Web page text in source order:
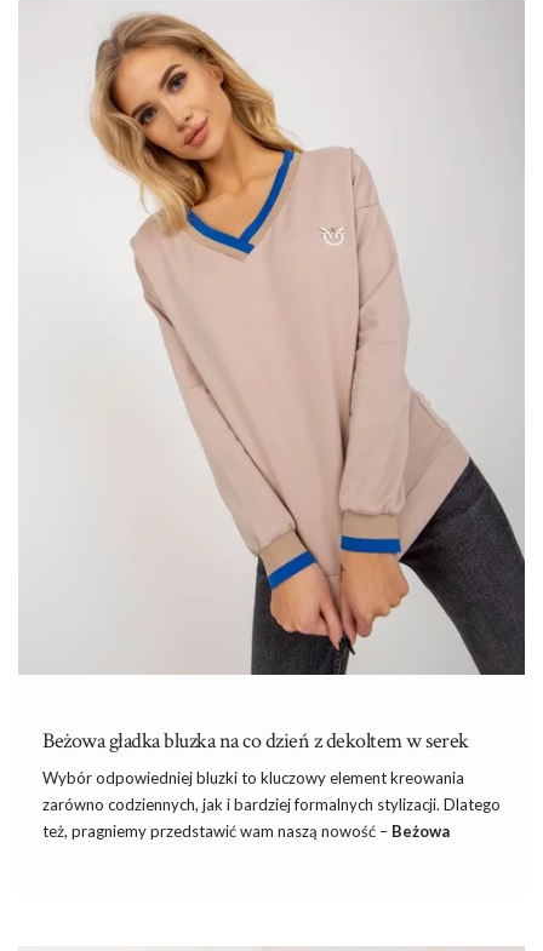
Sezonowe rabaty – modne kolekcje nawet
do -50%!
Których kolekcji ubrań nie mogło zabraknąć na wyprzedaży?
Sprawdź:
Basic
Linia ubrań, która zachwyci wszystkich fanów minimalizmu. Są
doskonałym przykładem tego, że klasyka nigdy …
Beżowa gładka bluzka na co dzień z dekoltem w serek
Wybór odpowiedniej bluzki to kluczowy element kreowania
zarówno codziennych, jak i bardziej formalnych stylizacji. Dlatego
też, pragniemy przedstawić wam naszą nowość – Beżowa